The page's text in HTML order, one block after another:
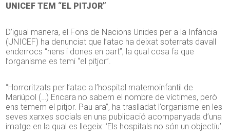
UNICEF TEM “EL PITJOR”
D’igual manera, el Fons de Nacions Unides per a la Infància
(UNICEF) ha denunciat que l’atac ha deixat soterrats davall
enderrocs “nens i dones en part”, la qual cosa fa que
l’organisme es temi “el pitjor”.
“Horroritzats per l’atac a l’hospital maternoinfantil de
Mariúpol (…) Encara no sabem el nombre de víctimes, però
ens temem el pitjor. Pau ara”, ha traslladat l’organisme en les
seves xarxes socials en una publicació acompanyada d’una
imatge en la qual es llegeix: ‘Els hospitals no són un objectiu’.